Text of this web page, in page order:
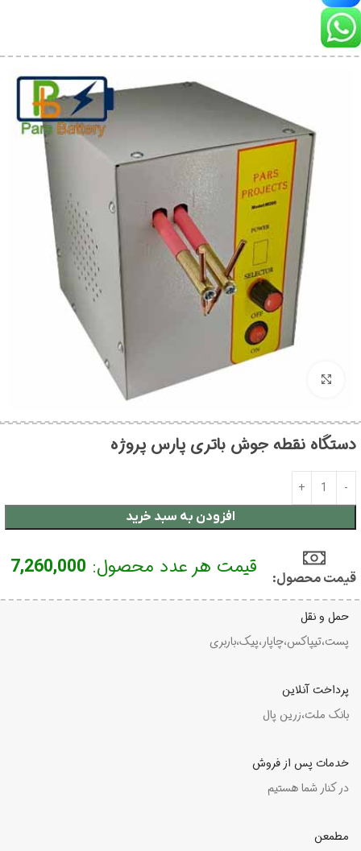
دستگاه نقطه جوش باتری پارس پروژه
افزودن به سبد خرید
قیمت محصول:​ قیمت هر عدد محصول: 7,260,000
حمل و نقل
پست،تیپاکس،چاپار،پیک،باربری
پرداخت آنلاین
بانک ملت،زرین پال
خدمات پس از فروش
در کنار شما هستیم
مطمعن